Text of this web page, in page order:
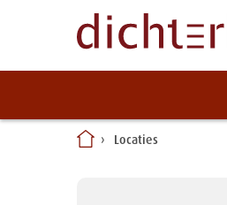
Locaties